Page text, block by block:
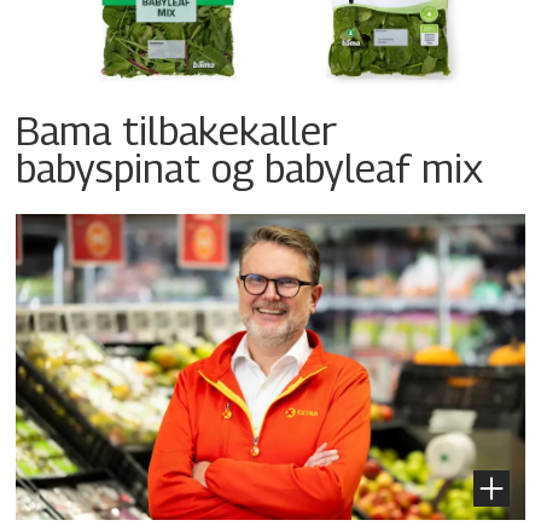
Bama tilbakekaller
babyspinat og babyleaf mix